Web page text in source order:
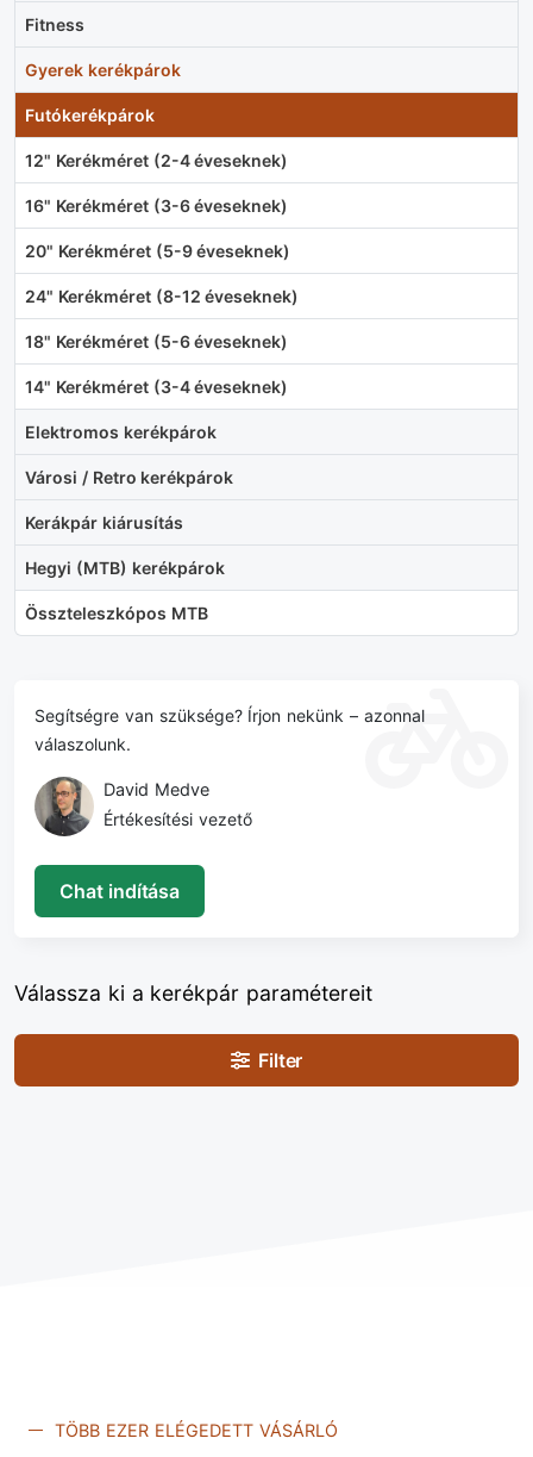
Fitness
Gyerek kerékpárok
Futókerékpárok
12" Kerékméret (2-4 éveseknek)
16" Kerékméret (3-6 éveseknek)
20" Kerékméret (5-9 éveseknek)
24" Kerékméret (8-12 éveseknek)
18" Kerékméret (5-6 éveseknek)
14" Kerékméret (3-4 éveseknek)
Elektromos kerékpárok
Városi / Retro kerékpárok
Kerákpár kiárusítás
Hegyi (MTB) kerékpárok
Összteleszkópos MTB
Segítségre van szüksége? Írjon nekünk – azonnal
válaszolunk.
David Medve
Értékesítési vezető
Chat indítása
Válassza ki a kerékpár paramétereit
Filter
TÖBB EZER ELÉGEDETT VÁSÁRLÓ